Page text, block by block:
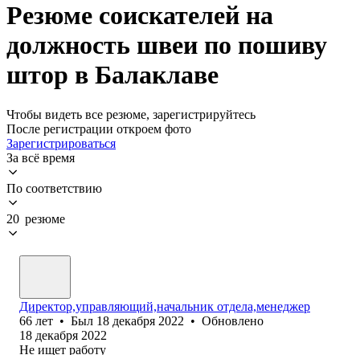
Резюме соискателей на
должность швеи по пошиву
штор в Балаклаве
Чтобы видеть все резюме, зарегистрируйтесь
После регистрации откроем фото
Зарегистрироваться
За всё время
По соответствию
20 резюме
Директор,управляющий,начальник отдела,менеджер
66 лет • Был 18 декабря 2022 • Обновлено
18 декабря 2022
Не ищет работу